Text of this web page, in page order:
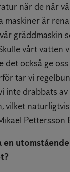
när de når
maskiner är
gräddmaskin
vårt vatten
det också ge
tar vi
inte drabbats
vilket
Pettersson
en